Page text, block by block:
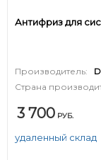
Антифриз для
Производитель:
Страна
3 700 РУБ.
удаленный склад